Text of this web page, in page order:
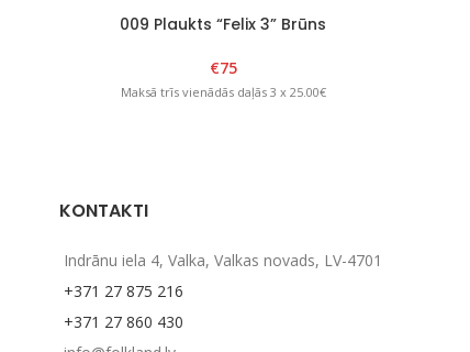
009 Plaukts “Felix 3” Brūns
€75
Maksā trīs vienādās daļās 3 x 25.00€
KONTAKTI
Indrānu iela 4, Valka, Valkas novads, LV-4701
+371 27 875 216
+371 27 860 430